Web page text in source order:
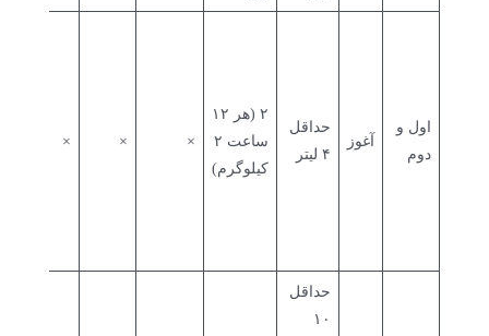
اول و
دوم
آغوز
حداقل
۴ لیتر
۲ (هر ۱۲
ساعت ۲
کیلوگرم)
×
×
×
حداقل
۱۰